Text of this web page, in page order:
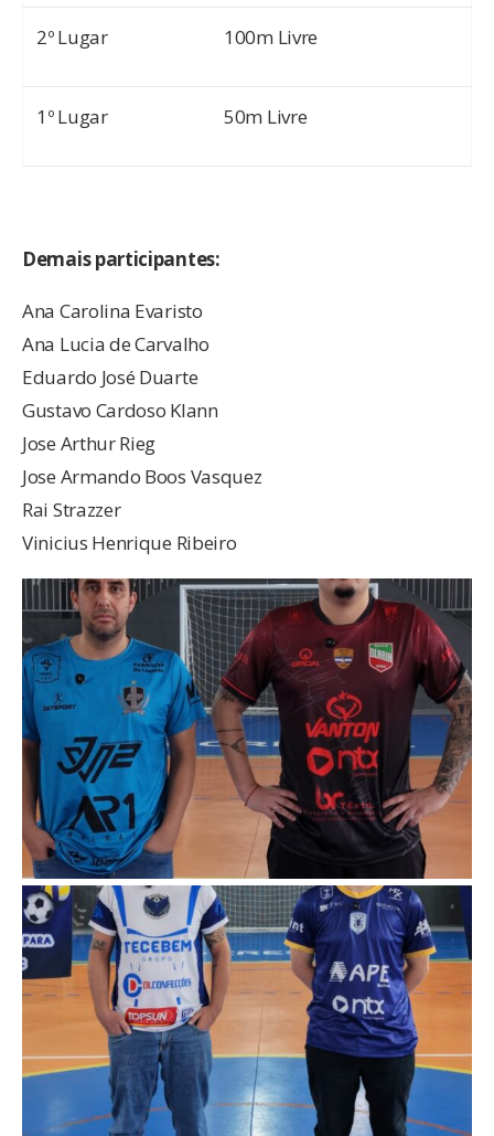
2º Lugar 100m Livre
1º Lugar 50m Livre
Demais participantes:
Ana Carolina Evaristo
Ana Lucia de Carvalho
Eduardo José Duarte
Gustavo Cardoso Klann
Jose Arthur Rieg
Jose Armando Boos Vasquez
Rai Strazzer
Vinicius Henrique Ribeiro